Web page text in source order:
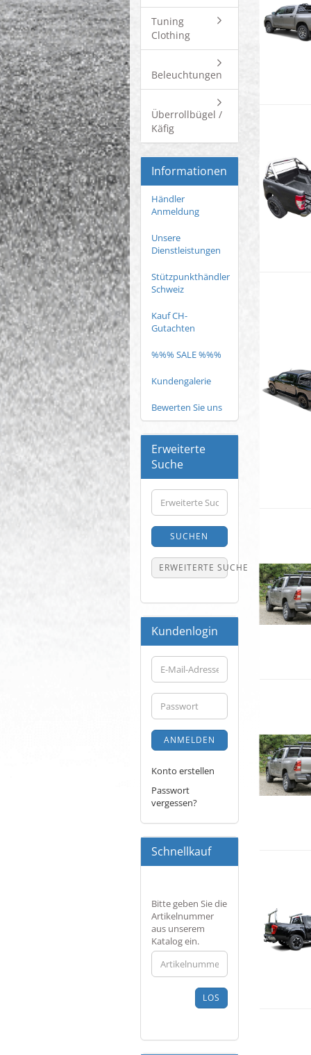
Tuning
Clothing
Beleuchtungen
Überrollbügel /
Käfig
Informationen
Händler
Anmeldung
Unsere
Dienstleistungen
Stützpunkthändler
Schweiz
Kauf CH-
Gutachten
%%% SALE %%%
Kundengalerie
Bewerten Sie uns
Erweiterte
Suche
Erweiterte
Suche
SUCHEN
ERWEITERTE SUCHE
Kundenlogin
E-
Mail-
Adresse
Passwort
ANMELDEN
Konto erstellen
Passwort
vergessen?
Schnellkauf
BITTE
GEBEN
SIE
DIE
ARTIKELNUMMER
AUS
UNSEREM
Bitte geben Sie die
Artikelnummer
aus unserem
Katalog ein.
LOS